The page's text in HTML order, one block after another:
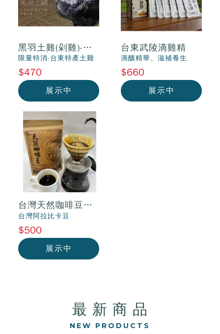
黑羽土雞(剁雞)-測
試版(請勿下定)
限量特消-台東特產土雞
$470
展示中
台東武陵滴雞精
滴釀精華、滋補養生
$660
展示中
台灣天然咖啡豆
（自產自銷）
台灣阿拉比卡豆
$500
展示中
最 新 商 品
NEW PRODUCTS